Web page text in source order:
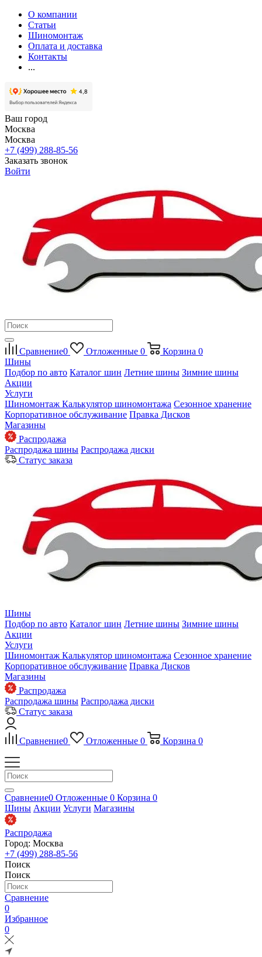
О компании
Статьи
Шиномонтаж
Оплата и доставка
Контакты
...
Ваш город
Москва
Москва
+7 (499) 288-85-56
Заказать звонок
Войти
Сравнение0 Отложенные 0 Корзина 0
Шины
Подбор по авто Каталог шин Летние шины Зимние шины
Акции
Услуги
Шиномонтаж Калькулятор шиномонтажа Сезонное хранение
Корпоративное обслуживание Правка Дисков
Магазины
Распродажа
Распродажа шины Распродажа диски
Статус заказа
Шины
Подбор по авто Каталог шин Летние шины Зимние шины
Акции
Услуги
Шиномонтаж Калькулятор шиномонтажа Сезонное хранение
Корпоративное обслуживание Правка Дисков
Магазины
Распродажа
Распродажа шины Распродажа диски
Статус заказа
Сравнение0 Отложенные 0 Корзина 0
Сравнение0 Отложенные 0 Корзина 0
Шины Акции Услуги Магазины
Распродажа
Город: Москва
+7 (499) 288-85-56
Поиск
Поиск
Сравнение
0
Избранное
0